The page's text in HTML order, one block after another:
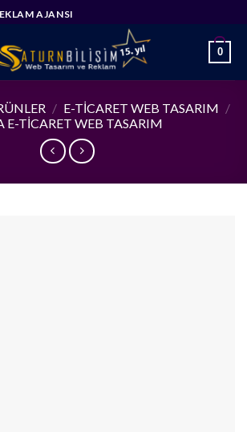
AJANSI
0
/ E-TICARET WEB TASARIM /
E-TICARET WEB TASARIM